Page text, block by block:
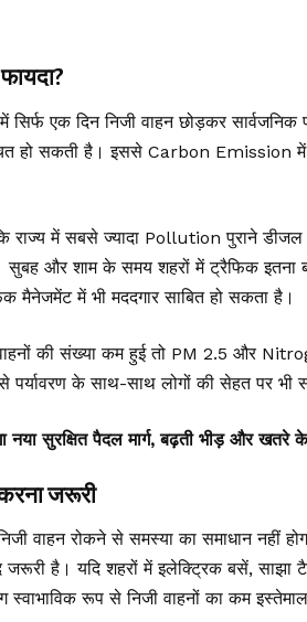
में सिर्फ एक दिन निजी वाहन छोड़कर
हो सकती है। इससे Carbon Emission
राज्य में सबसे ज्यादा Pollution पुराने डीजल
सुबह और शाम के समय शहरों में ट्रैफिक इतना
में भी मददगार साबित हो सकता है।
वाहनों की संख्या कम हुई तो PM 2.5 और
के साथ-साथ लोगों की सेहत पर भी
नया सुरक्षित पैदल मार्ग, बढ़ती भीड़ और
जरूरी
वाहन रोकने से समस्या का समाधान नहीं
है। यदि शहरों में इलेक्ट्रिक बसें, साझा
स्वाभाविक रूप से निजी वाहनों का कम